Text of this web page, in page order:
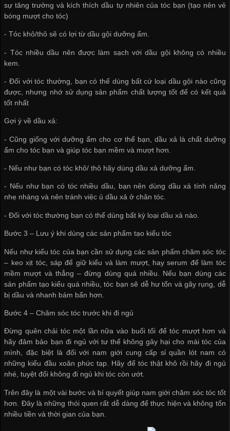
sự tăng trưởng và kích thích dầu tự nhiên của tóc bạn (tạo nên vẻ
bóng mượt cho tóc)
- Tóc khô/thô sẽ có lợi từ dầu gội dưỡng ẩm.
- Tóc nhiều dầu nên được làm sạch với dầu gội không có nhiều
kem.
- Đối với tóc thường, bạn có thể dùng bất cứ loại dầu gội nào cũng
được, nhưng nhớ sử dụng sản phẩm chất lượng tốt để có kết quả
tốt nhất
​Gợi ý về dầu xả:
- Cũng giống với dưỡng ẩm cho cơ thể bạn, dầu xả là chất dưỡng
ẩm cho tóc bạn và giúp tóc bạn mềm và mượt hơn.
- Nếu như bạn có tóc khô/ thô hãy dùng dầu xả dưỡng ẩm.
- Nếu như bạn có tóc nhiều dầu, bạn nên dùng dầu xả tính năng
nhẹ nhàng và nên tránh việc ủ dầu xả ở chân tóc.
- Đối với tóc thường bạn có thể dùng bất kỳ loại dầu xả nào.
Bước 3 – Lưu ý khi dùng các sản phẩm tạo kiểu tóc
Nếu như kiểu tóc của bạn cần sử dụng các sản phẩm chăm sóc tóc
– keo xịt tóc, sáp để giữ kiểu và làm mượt, hay serum để làm tóc
mềm mượt và thẳng – đừng dùng quá nhiều. Nếu bạn dùng các
sản phẩm tạo kiểu quá nhiều, tóc bạn sẽ dễ hư tổn và gãy rụng, dễ
bị dầu và nhanh bám bẩn hơn.
Bước 4 – Chăm sóc tóc trước khi đi ngủ
Đừng quên chải tóc một lần nữa vào buổi tối để tóc mượt hơn và
hãy đảm bảo bạn đi ngủ với tư thế không gây hại cho mái tóc của
mình, đặc biệt là đối với nam giới cung cấp sỉ quần lót nam có
những kiểu đầu xoăn phức tạp. Hãy để tóc thật khô rồi hãy đi ngủ
nhé, tuyệt đối không đi ngủ khi tóc còn ướt.
Trên đây là một vài bước và bí quyết giúp nam giới chăm sóc tóc tốt
hơn. Đây là những thói quen rất dễ dàng để thực hiện và không tốn
nhiều tiền và thời gian của bạn.